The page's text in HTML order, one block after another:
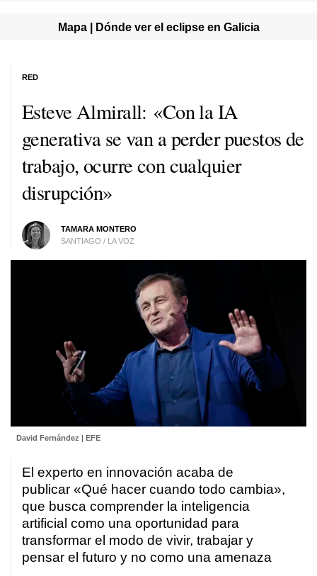
Mapa | Dónde ver el eclipse en Galicia
Esteve Almirall: «Con la IA
generativa se van a perder puestos de
trabajo, ocurre con cualquier
disrupción»
TAMARA MONTERO
SANTIAGO / LA VOZ
RED
David Fernández | EFE
El experto en innovación acaba de
publicar «Qué hacer cuando todo cambia»,
que busca comprender la inteligencia
artificial como una oportunidad para
transformar el modo de vivir, trabajar y
pensar el futuro y no como una amenaza